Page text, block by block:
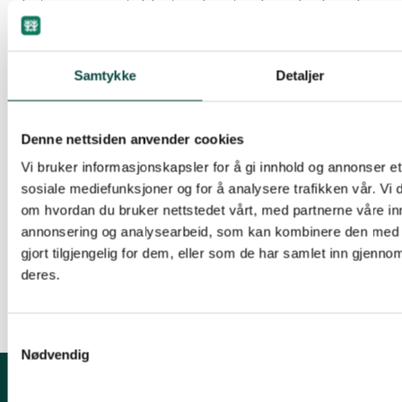
Samtykke Detaljer
Denne nettsiden anvender cookies
Vi bruker informasjonskapsler for å gi innhold og annonser
sosiale mediefunksjoner og for å analysere trafikken vår. Vi
om hvordan du bruker nettstedet vårt, med partnerne våre
annonsering og analysearbeid, som kan kombinere den
gjort tilgjengelig for dem, eller som de har samlet inn
deres.
Nødvendig
skyting av en etablert og forutsigbar ulvefamilie
inne i ulvesona. Alle de åtte ulvene som lever her
Letjennaflokken har ikke tatt beitedyr de siste
årene fordi det også er brukt mye penger på
området, noe som vil være bortkastet investering
hvis flokken utryddes.
Samtidig melder Miljødirektoratet at tallet på
sauer som er tatt av ulv er vesentlig redusert. Det
har ikke vært tatt færre sauer av ulv siden 2008.